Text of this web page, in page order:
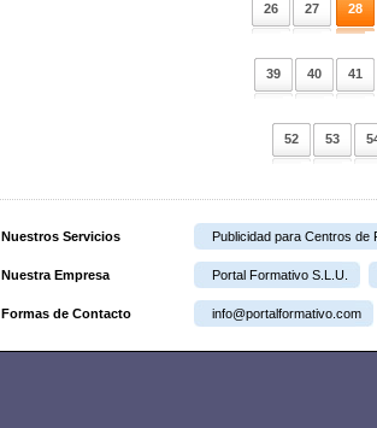
26 27 28
39 40 41
52 53
Nuestros Servicios Publicidad para Centros de
Nuestra Empresa Portal Formativo S.L.U.
Formas de Contacto info@portalformativo.com